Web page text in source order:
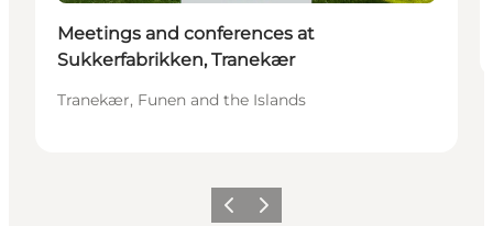
Meetings and conferences at
Sukkerfabrikken, Tranekær
Tranekær, Funen and the Islands
Previous
Next